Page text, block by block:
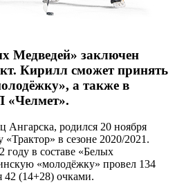
Медведей» заключен
Кирилл сможет принять
а также в
«Челмет».
родился 20 ноября
в сезоне 2020/2021.
в составе «Белых
«молодёжку» провел 134
42 (14+28) очками.